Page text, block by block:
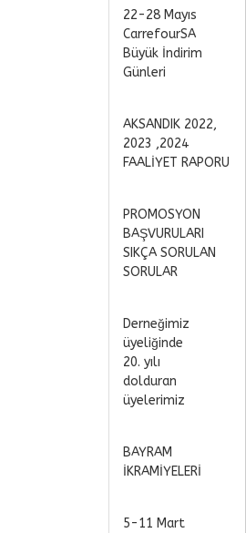
22-28 Mayıs
CarrefourSA
Büyük İndirim
Günleri
AKSANDIK 2022,
2023 ,2024
FAALİYET RAPORU
PROMOSYON
BAŞVURULARI
SIKÇA SORULAN
SORULAR
Derneğimiz
üyeliğinde
20. yılı
dolduran
üyelerimiz
BAYRAM
İKRAMİYELERİ
5-11 Mart